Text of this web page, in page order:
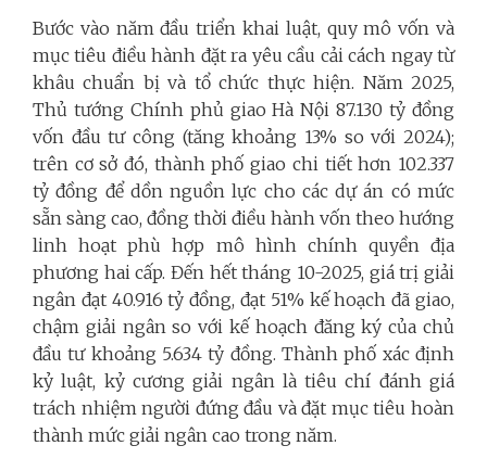
Bước vào năm đầu triển khai luật, quy mô vốn và
mục tiêu điều hành đặt ra yêu cầu cải cách ngay từ
khâu chuẩn bị và tổ chức thực hiện. Năm 2025,
Thủ tướng Chính phủ giao Hà Nội 87.130 tỷ đồng
vốn đầu tư công (tăng khoảng 13% so với 2024);
trên cơ sở đó, thành phố giao chi tiết hơn 102.337
tỷ đồng để dồn nguồn lực cho các dự án có mức
sẵn sàng cao, đồng thời điều hành vốn theo hướng
linh hoạt phù hợp mô hình chính quyền địa
phương hai cấp. Đến hết tháng 10-2025, giá trị giải
ngân đạt 40.916 tỷ đồng, đạt 51% kế hoạch đã giao,
chậm giải ngân so với kế hoạch đăng ký của chủ
đầu tư khoảng 5.634 tỷ đồng. Thành phố xác định
kỷ luật, kỷ cương giải ngân là tiêu chí đánh giá
trách nhiệm người đứng đầu và đặt mục tiêu hoàn
thành mức giải ngân cao trong năm.